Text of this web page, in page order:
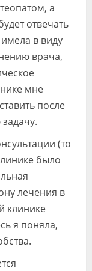
а
отвечать
в виду
врача,
мне
после
(то
было
лечения в
клинике
я поняла,